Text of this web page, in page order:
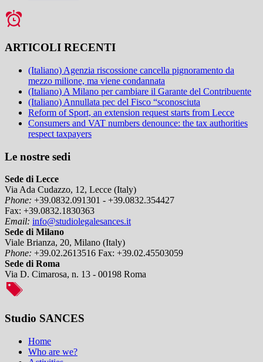
ARTICOLI RECENTI
(Italiano) Agenzia riscossione cancella pignoramento da
mezzo milione, ma viene condannata
(Italiano) A Milano per cambiare il Garante del Contribuente
(Italiano) Annullata pec del Fisco “sconosciuta
Reform of Sport, an extension request starts from Lecce
Consumers and VAT numbers denounce: the tax authorities
respect taxpayers
Le nostre sedi
Sede di Lecce
Via Ada Cudazzo, 12, Lecce (Italy)
Phone: +39.0832.091301 - +39.0832.354427
Fax: +39.0832.1830363
Email: info@studiolegalesances.it
Sede di Milano
Viale Brianza, 20, Milano (Italy)
Phone: +39.02.2613516 Fax: +39.02.45503059
Sede di Roma
Via D. Cimarosa, n. 13 - 00198 Roma
Studio SANCES
Home
Who are we?